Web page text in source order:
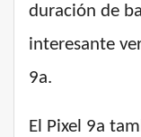
duración de
interesante
9a.
El Pixel 9a